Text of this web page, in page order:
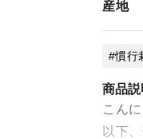
産地
慣行
商品説
こん
以下